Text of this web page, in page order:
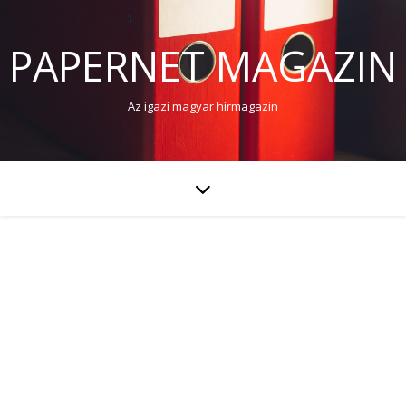
PAPERNET MAGAZIN
Az igazi magyar hírmagazin